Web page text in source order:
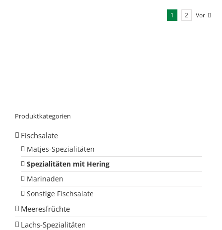
1 2 Vor
Produktkategorien
Fischsalate
Matjes-Spezialitäten
Spezialitäten mit Hering
Marinaden
Sonstige Fischsalate
Meeresfrüchte
Lachs-Spezialitäten